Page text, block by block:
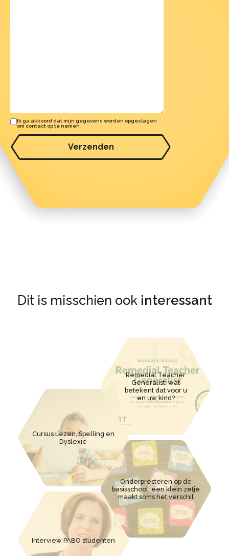
Ik ga akkoord dat mijn gegevens worden opgeslagen
om contact op te nemen
Verzenden
Dit is misschien ook interessant
Remedial Teacher
Generalist: wat
betekent dat voor u
en uw kind?
Cursus Lezen, Spelling en
Dyslexie
Onderpresteren op de
basisschool, een klein zetje
maakt soms het verschil
Interview PABO studenten